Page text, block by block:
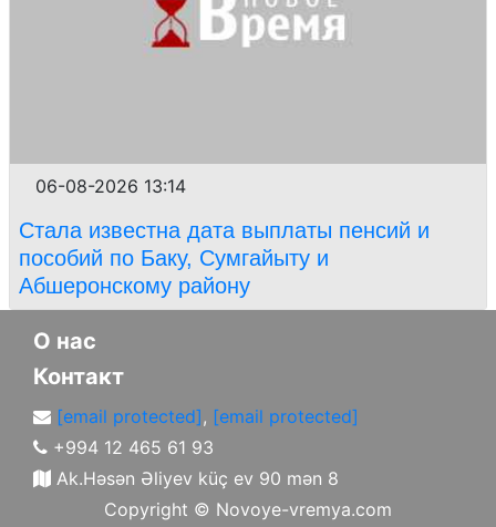
06-08-2026 13:14
Стала известна дата выплаты пенсий и
пособий по Баку, Сумгайыту и
Абшеронскому району
О нас
Контакт
[email protected], [email protected]
+994 12 465 61 93
Ak.Həsən Əliyev küç ev 90 mən 8
Copyright © Novoye-vremya.com